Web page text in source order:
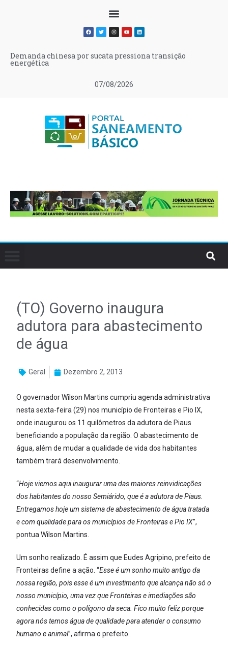
07/08/2026
Demanda chinesa por sucata pressiona transição
energética
(TO) Governo inaugura
adutora para abastecimento
de água
Geral Dezembro 2, 2013
O governador Wilson Martins cumpriu agenda administrativa
nesta sexta-feira (29) nos município de Fronteiras e Pio IX,
onde inaugurou os 11 quilômetros da adutora de Piaus
beneficiando a população da região. O abastecimento de
água, além de mudar a qualidade de vida dos habitantes
também trará desenvolvimento.
“Hoje viemos aqui inaugurar uma das maiores reinvidicações
dos habitantes do nosso Semiárido, que é a adutora de Piaus.
Entregamos hoje um sistema de abastecimento de água tratada
e com qualidade para os municípios de Fronteiras e Pio IX”,
pontua Wilson Martins.
Um sonho realizado. É assim que Eudes Agripino, prefeito de
Fronteiras define a ação. “Esse é um sonho muito antigo da
nossa região, pois esse é um investimento que alcança não só o
nosso município, uma vez que Fronteiras e imediações são
conhecidas como o polígono da seca. Fico muito feliz porque
agora nós temos água de qualidade para atender o consumo
humano e animal”, afirma o prefeito.